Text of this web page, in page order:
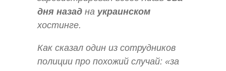
дня назад на украинском
хостинге.
Как сказал один из сотрудников
полиции про похожий случай: «за